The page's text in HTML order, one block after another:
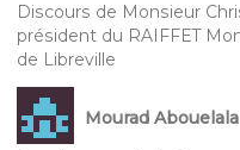
Discours de Monsieur
président du RAIFFET
de Libreville
Mourad Abouelala